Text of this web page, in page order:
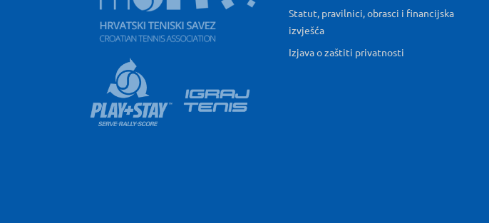
Statut, pravilnici, obrasci i financijska
izvješća
Izjava o zaštiti privatnosti